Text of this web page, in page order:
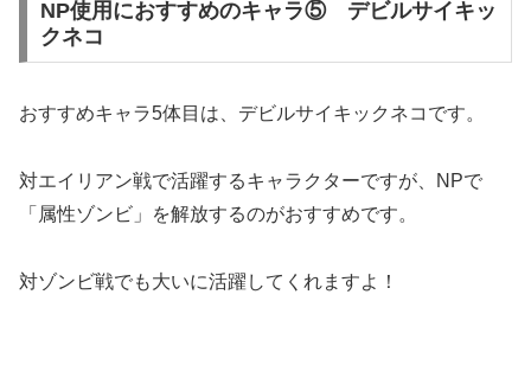
NP使用におすすめのキャラ⑤ デビルサイキッ
クネコ
おすすめキャラ5体目は、デビルサイキックネコです。
対エイリアン戦で活躍するキャラクターですが、NPで
「属性ゾンビ」を解放するのがおすすめです。
対ゾンビ戦でも大いに活躍してくれますよ！